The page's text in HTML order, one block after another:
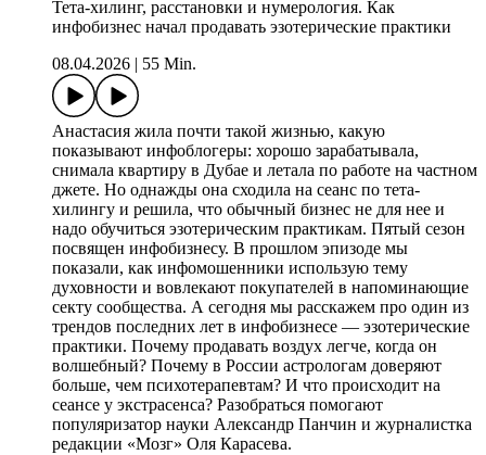
Тета-хилинг, расстановки и нумерология. Как
инфобизнес начал продавать эзотерические практики
08.04.2026
55 Min.
Анастасия жила почти такой жизнью, какую
показывают инфоблогеры: хорошо зарабатывала,
снимала квартиру в Дубае и летала по работе на частном
джете. Но однажды она сходила на сеанс по тета-
хилингу и решила, что обычный бизнес не для нее и
надо обучиться эзотерическим практикам. Пятый сезон
посвящен инфобизнесу. В прошлом эпизоде мы
показали, как инфомошенники использую тему
духовности и вовлекают покупателей в напоминающие
секту сообщества. А сегодня мы расскажем про один из
трендов последних лет в инфобизнесе — эзотерические
практики. Почему продавать воздух легче, когда он
волшебный? Почему в России астрологам доверяют
больше, чем психотерапевтам? И что происходит на
сеансе у экстрасенса? Разобраться помогают
популяризатор науки Александр Панчин и журналистка
редакции «Мозг» Оля Карасева.